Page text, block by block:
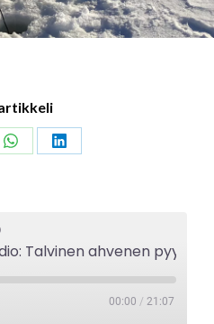
Share
Share
Talvinen ahvenen pyynti
00:00 / 21:07